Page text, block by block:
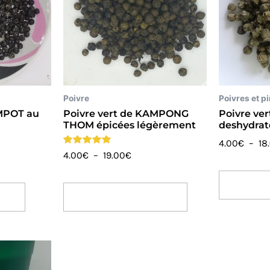
au
Poivre
Poivre vert de KAMPONG
THOM épicées légèrement
Note
5.00
4.00€ – 19.00€
à
19.00€
variations.
Les
options
être
la
produit
Poivres et
Poivre
4.00€ –
Ce